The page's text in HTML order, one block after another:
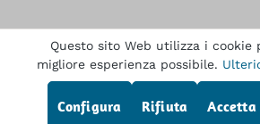
Descrizione
OLYMPUS OTV-S5
dellatelecamera per
Questo sito Web utilizza i cookie
migliore esperienza possibile.
Rifiuta
Configura